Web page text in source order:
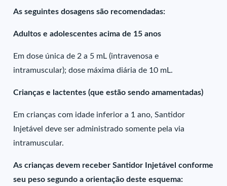
As seguintes dosagens são recomendadas:
Adultos e adolescentes acima de 15 anos
Em dose única de 2 a 5 mL (intravenosa e
intramuscular); dose máxima diária de 10 mL.
Crianças e lactentes (que estão sendo amamentadas)
Em crianças com idade inferior a 1 ano, Santidor
Injetável deve ser administrado somente pela via
intramuscular.
As crianças devem receber Santidor Injetável conforme
seu peso segundo a orientação deste esquema: